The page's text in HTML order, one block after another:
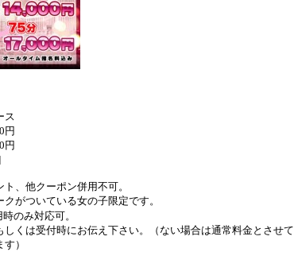
ス
円
円
、他クーポン併用不可。
がついている女の子限定です。
のみ対応可。
くは受付時にお伝え下さい。（ない場合は通常料金とさせて
）